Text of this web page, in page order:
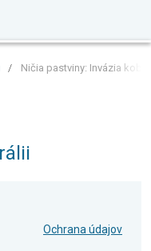
/ Ničia pastviny: Invázia
Ochrana údajov